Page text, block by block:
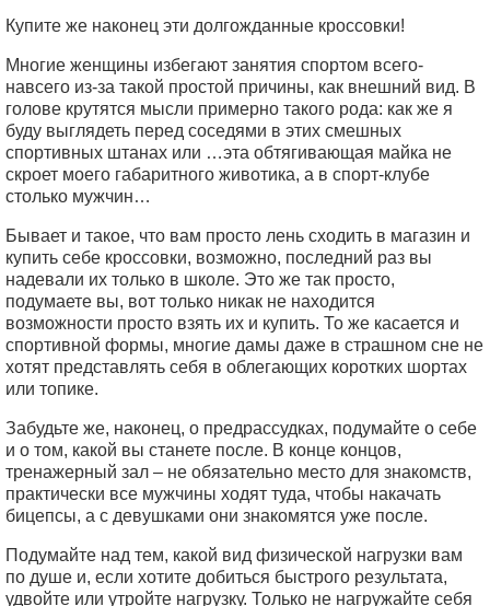
Купите же наконец эти долгожданные кроссовки!
Многие женщины избегают занятия спортом всего-
навсего из-за такой простой причины, как внешний вид. В
голове крутятся мысли примерно такого рода: как же я
буду выглядеть перед соседями в этих смешных
спортивных штанах или …эта обтягивающая майка не
скроет моего габаритного животика, а в спорт-клубе
столько мужчин…
Бывает и такое, что вам просто лень сходить в магазин и
купить себе кроссовки, возможно, последний раз вы
надевали их только в школе. Это же так просто,
подумаете вы, вот только никак не находится
возможности просто взять их и купить. То же касается и
спортивной формы, многие дамы даже в страшном сне не
хотят представлять себя в облегающих коротких шортах
или топике.
Забудьте же, наконец, о предрассудках, подумайте о себе
и о том, какой вы станете после. В конце концов,
тренажерный зал – не обязательно место для знакомств,
практически все мужчины ходят туда, чтобы накачать
бицепсы, а с девушками они знакомятся уже после.
Подумайте над тем, какой вид физической нагрузки вам
по душе и, если хотите добиться быстрого результата,
удвойте или утройте нагрузку. Только не нагружайте себя